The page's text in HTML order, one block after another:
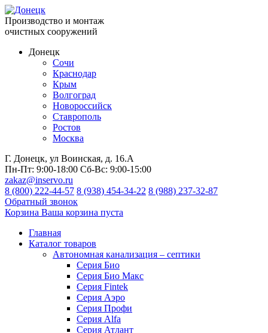
Производство и монтаж
очистных сооружений
Донецк
Сочи
Краснодар
Крым
Волгоград
Новороссийск
Ставрополь
Ростов
Москва
Г. Донецк, ул Воинская, д. 16.А
Пн-Пт: 9:00-18:00 Сб-Вс: 9:00-15:00
zakaz@inservo.ru
8 (800) 222-44-57 8 (938) 454-34-22 8 (988) 237-32-87
Обратный звонок
Корзина Ваша корзина пуста
Главная
Каталог товаров
Автономная канализация – септики
Серия Био
Серия Био Макс
Серия Fintek
Серия Аэро
Серия Профи
Серия Alfa
Серия Атлант